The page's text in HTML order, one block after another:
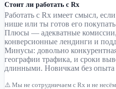
Стоит ли работать с Rx
Работать с Rx имеет смысл,
нише или ты готов его
Плюсы — адекватные
конверсионные лендинги и
Минусы: довольно
географии трафика, и сроки
длинными. Новичкам без опыта
⚠️ Мы не сотрудничаем с Rx и не несём